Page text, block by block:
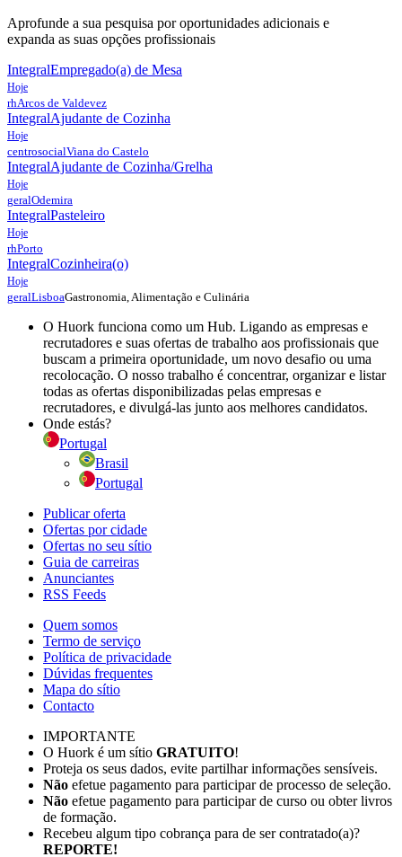
Aprofunde a sua pesquisa por oportunidades adicionais e
expanda as suas opções profissionais
IntegralEmpregado(a) de Mesa
Hoje
rhArcos de Valdevez
IntegralAjudante de Cozinha
Hoje
centrosocialViana do Castelo
IntegralAjudante de Cozinha/Grelha
Hoje
geralOdemira
IntegralPasteleiro
Hoje
rhPorto
IntegralCozinheira(o)
Hoje
geralLisboaGastronomia, Alimentação e Culinária
O Huork funciona como um Hub. Ligando as empresas e
recrutadores e suas ofertas de trabalho aos profissionais que
buscam a primeira oportunidade, um novo desafio ou uma
recolocação. O nosso trabalho é concentrar, organizar e listar
todas as ofertas disponibilizadas pelas empresas e
recrutadores, e divulgá-las junto aos melhores candidatos.
Onde estás?
Portugal
Brasil
Portugal
Publicar oferta
Ofertas por cidade
Ofertas no seu sítio
Guia de carreiras
Anunciantes
RSS Feeds
Quem somos
Termo de serviço
Política de privacidade
Dúvidas frequentes
Mapa do sítio
Contacto
IMPORTANTE
O Huork é um sítio GRATUITO!
Proteja os seus dados, evite partilhar informações sensíveis.
Não efetue pagamento para participar de processo de seleção.
Não efetue pagamento para participar de curso ou obter livros
de formação.
Recebeu algum tipo cobrança para de ser contratado(a)?
REPORTE!